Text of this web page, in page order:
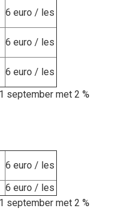
6 euro / les
6 euro / les
6 euro / les
september met 2 %
6 euro / les
6 euro / les
september met 2 %